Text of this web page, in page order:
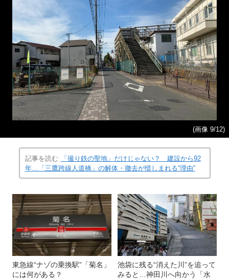
(画像 9/12)
記事を読む
「撮り鉄の聖地」だけじゃない？ 建設から92
年…「三鷹跨線人道橋」の解体・撤去が惜しまれる“理由”
東急線“ナゾの乗換駅”「菊名」
には何がある？
池袋に残る“消えた川”を追って
みると…神田川へ向かう「水